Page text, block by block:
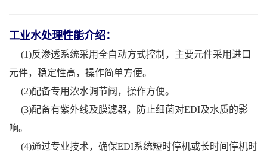
工业水处理性能介绍：
(1)反渗透系统采用全自动方式控制，主要元件采用进口
元件，稳定性高，操作简单方便。
(2)配备专用浓水调节阀，操作方便。
(3)配备有紫外线及膜滤器，防止细菌对EDI及水质的影
响。
(4)通过专业技术，确保EDI系统短时停机或长时间停机时